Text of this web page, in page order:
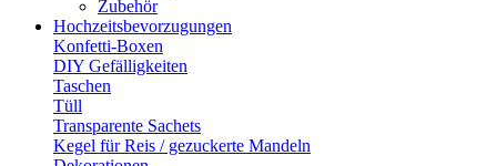
Zubehör
Hochzeitsbevorzugungen
Konfetti-Boxen
DIY Gefälligkeiten
Taschen
Tüll
Transparente Sachets
Kegel für Reis / gezuckerte Mandeln